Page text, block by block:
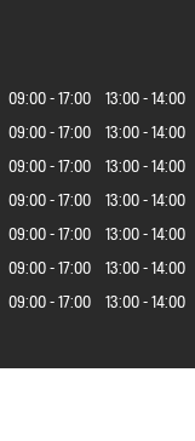
09:00 17:00 13:00
14:00
09:00 17:00 13:00
14:00
09:00 17:00 13:00
14:00
09:00 17:00 13:00
14:00
09:00 17:00 13:00
14:00
09:00 17:00 13:00
14:00
09:00 17:00 13:00 14:00